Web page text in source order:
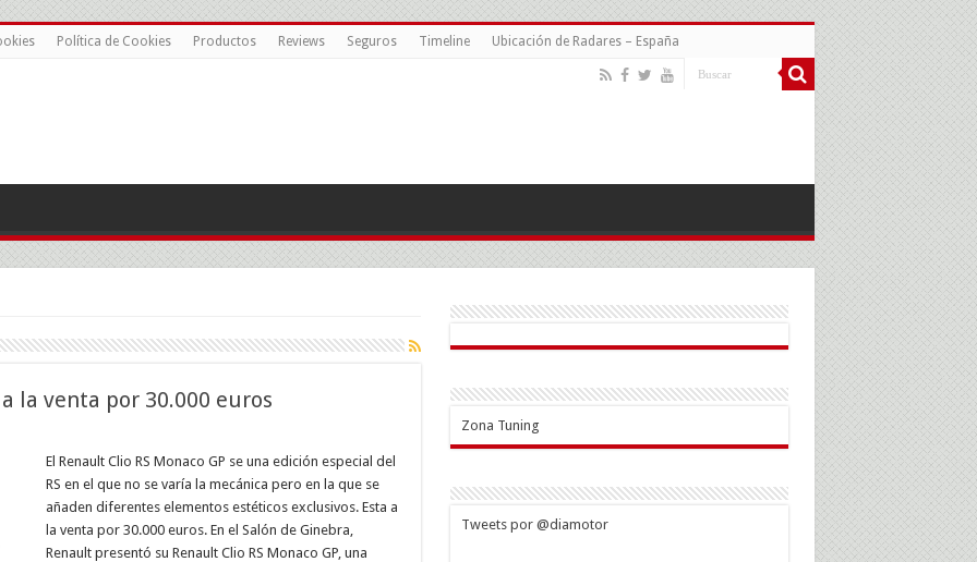
Política de Cookies Productos Reviews Seguros Timeline Ubicación de Radares – España
la venta por 30.000 euros
El Renault Clio RS Monaco GP se una edición especial del
RS en el que no se varía la mecánica pero en la que se
añaden diferentes elementos estéticos exclusivos. Esta a
la venta por 30.000 euros. En el Salón de Ginebra,
Renault presentó su Renault Clio RS Monaco GP, una
Zona Tuning
Tweets por @diamotor